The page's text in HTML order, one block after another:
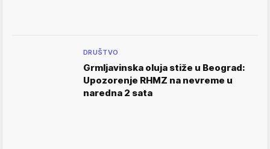
DRUŠTVO
Grmljavinska oluja stiže u Beograd:
Upozorenje RHMZ na nevreme u
naredna 2 sata